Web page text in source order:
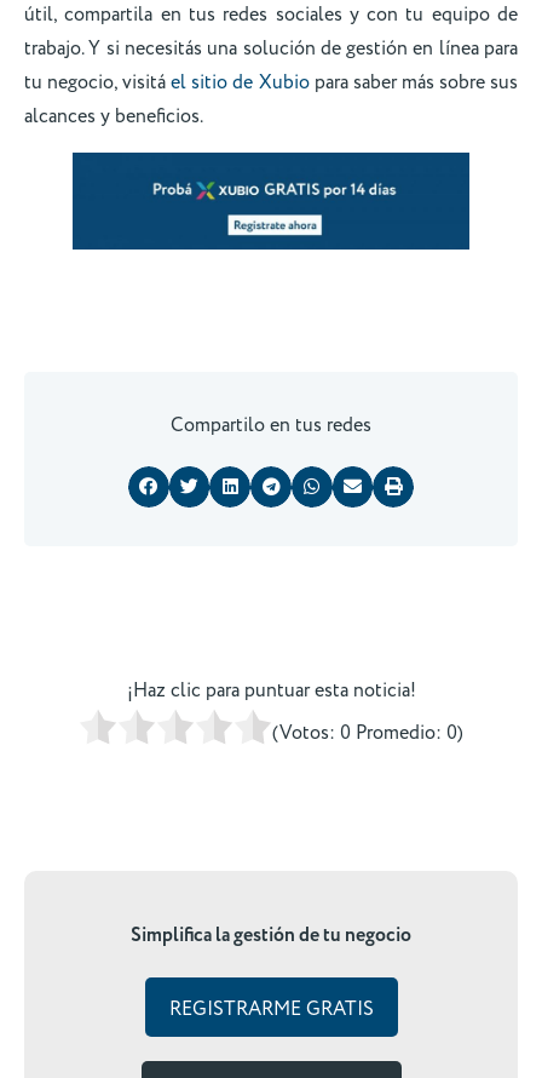
útil, compartila en tus redes sociales y con tu equipo de
trabajo. Y si necesitás una solución de gestión en línea para
tu negocio, visitáel sitio de Xubiopara saber más sobre sus
alcances y beneficios.
Compartilo en tus redes
¡Haz clic para puntuar esta noticia!
(Votos: 0 Promedio: 0)
Simplifica la gestión de tu negocio
REGISTRARME GRATIS